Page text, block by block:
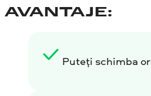
AVANTAJE:
Puteți schimba